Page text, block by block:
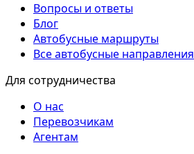
Вопросы и ответы
Блог
Автобусные маршруты
Все автобусные направления
Для сотрудничества
О нас
Перевозчикам
Агентам